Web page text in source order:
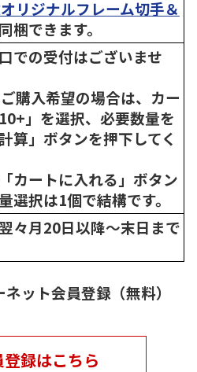
リジナルフレーム切手＆
梱できます。
での受付はございませ
購入希望の場合は、カー
」を選択、必要数量を
算」ボタンを押下してく
カートに入れる」ボタン
選択は1個で結構です。
々月20日以降～末日まで
ット会員登録（無料）
録はこちら